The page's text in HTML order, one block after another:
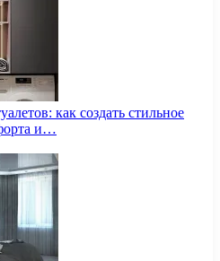
как создать стильное
и…